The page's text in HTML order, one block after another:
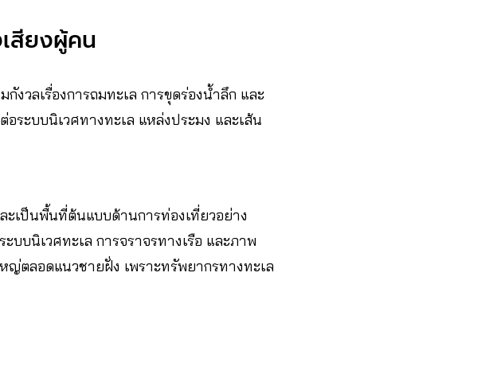
สียงผู้คน
วลเรื่องการถมทะเล การขุดร่องน้ำลึก และ
ระบบนิเวศทางทะเล แหล่งประมง และเส้น
ะเป็นพื้นที่ต้นแบบด้านการท่องเที่ยวอย่าง
บบนิเวศทะเล การจราจรทางเรือ และภาพ
ตลอดแนวชายฝั่ง เพราะทรัพยากรทางทะเล